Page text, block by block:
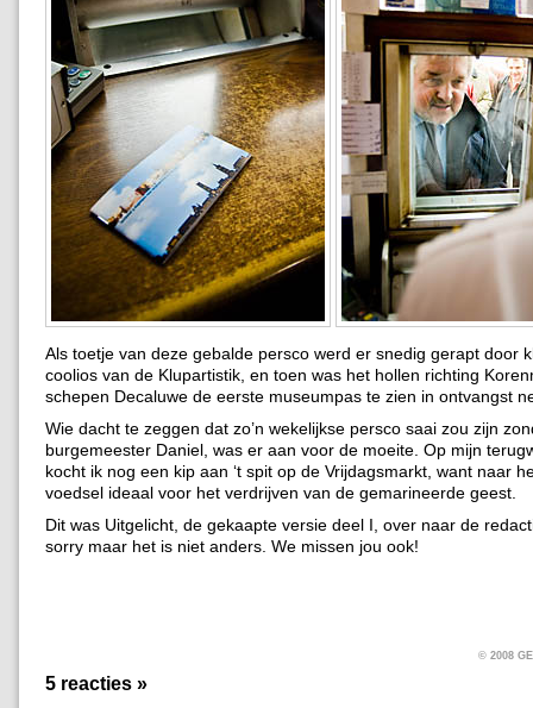
Als toetje van deze gebalde persco werd er snedig gerapt door
coolios van de Klupartistik, en toen was het hollen richting
schepen Decaluwe de eerste museumpas te zien in ontvangst
Wie dacht te zeggen dat zo’n wekelijkse persco saai zou zijn
burgemeester Daniel, was er aan voor de moeite. Op mijn
kocht ik nog een kip aan ‘t spit op de Vrijdagsmarkt, want naar
voedsel ideaal voor het verdrijven van de gemarineerde geest.
Dit was Uitgelicht, de gekaapte versie deel I, over naar de
sorry maar het is niet anders. We missen jou ook!
© 2008
5 reacties »